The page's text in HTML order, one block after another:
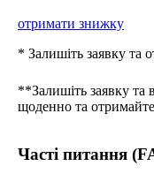
отримати знижку
* Залишіть заявку та
**Залишіть заявку та
щоденно та
Часті питання